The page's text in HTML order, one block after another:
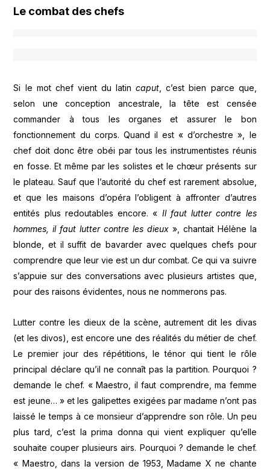
Le combat des chefs
Si le mot chef vient du latincaput , c’est bien parce que,
selon une conception ancestrale, la tête est censée
commander à tous les organes et assurer le bon
fonctionnement du corps. Quand il est « d’orchestre », le
chef doit donc être obéi par tous les instrumentistes réunis
en fosse. Et même par les solistes et le chœur présents sur
le plateau. Sauf que l’autorité du chef est rarement absolue,
et que les maisons d’opéra l’obligent à affronter d’autres
entités plus redoutables encore. « Il faut lutter contre les
hommes, il faut lutter contre les dieux», chantait Hélène la
blonde, et il suffit de bavarder avec quelques chefs pour
comprendre que leur vie est un dur combat. Ce qui va suivre
s’appuie sur des conversations avec plusieurs artistes que,
pour des raisons évidentes, nous ne nommerons pas.
Lutter contre les dieux de la scène, autrement dit les divas
(et les divos), est encore une des réalités du métier de chef.
Le premier jour des répétitions, le ténor qui tient le rôle
principal déclare qu’il ne connaît pas la partition. Pourquoi ?
demande le chef. « Maestro, il faut comprendre, ma femme
est jeune… » et les galipettes exigées par madame n’ont pas
laissé le temps à ce monsieur d’apprendre son rôle. Un peu
plus tard, c’est la prima donna qui vient expliquer qu’elle
souhaite couper plusieurs airs. Pourquoi ? demande le chef.
« Maestro, dans la version de 1953, Madame X ne chante